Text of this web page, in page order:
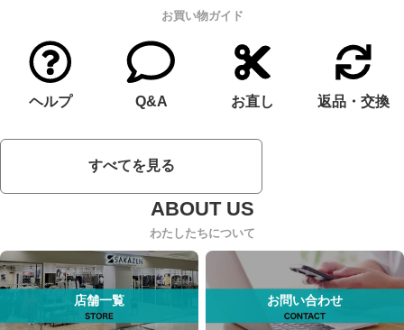
お買い物ガイド
ヘルプ Q&A お直し 返品・交換
すべてを見る
わたしたちについて
店舗一覧 お問い合わせ